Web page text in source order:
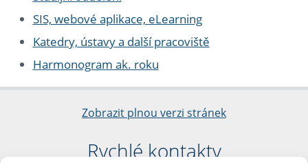
SIS, webové aplikace, eLearning
Katedry, ústavy a další pracoviště
Harmonogram ak. roku
Zobrazit plnou verzi stránek
Rychlé kontakty